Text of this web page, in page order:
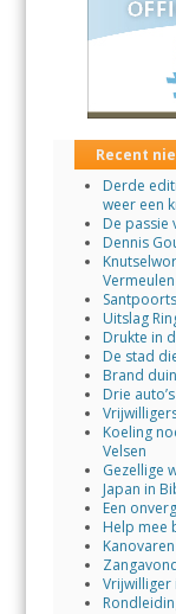
Recent
Derde
weer een
De passie
Dennis
Uitslag
Drukte in
De stad
Brand
Drie
Koeling
Velsen
Gezellige
Japan in
Een
Help mee
Vrijwilliger